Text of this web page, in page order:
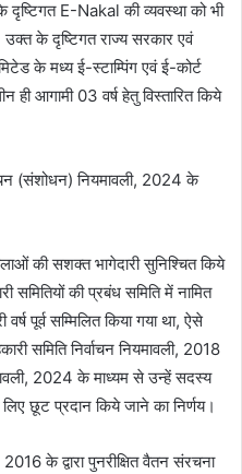
E-Nakal की व्यवस्था को भी
के दृष्टिगत राज्य सरकार एवं
के मध्य ई-स्टाम्पिंग एवं ई-कोर्ट
ही आगामी 03 वर्ष हेतु विस्तारित किये
(संशोधन) नियमावली, 2024 के
की सशक्त भागेदारी सुनिश्चित किये
समितियों की प्रबंध समिति में नामित
पूर्व सम्मिलित किया गया था, ऐसे
समिति निर्वाचन नियमावली, 2018
2024 के माध्यम से उन्हें सदस्य
छूट प्रदान किये जाने का निर्णय।
के द्वारा पुनरीक्षित वैतन संरचना